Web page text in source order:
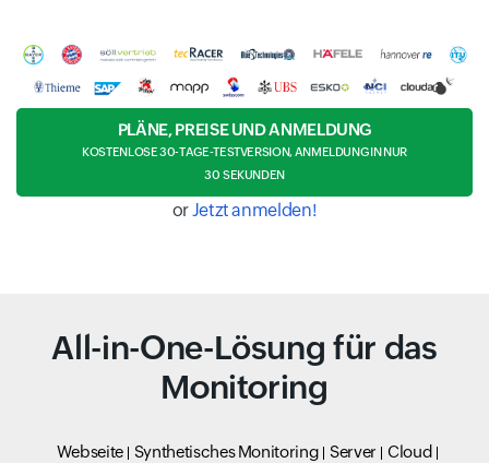
PLÄNE, PREISE UND ANMELDUNG
KOSTENLOSE 30-TAGE-TESTVERSION, ANMELDUNG IN NUR
30 SEKUNDEN
orJetzt anmelden!
All-in-One-Lösung für das
Monitoring
Webseite Synthetisches Monitoring Server
Cloud